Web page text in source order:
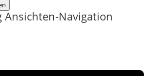
Ansichten-Navigation